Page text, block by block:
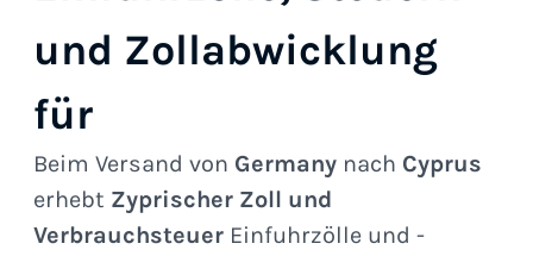
und Zollabwicklung
für
Beim Versand von Germany nach Cyprus
erhebt Zyprischer Zoll und
Verbrauchsteuer Einfuhrzölle und -